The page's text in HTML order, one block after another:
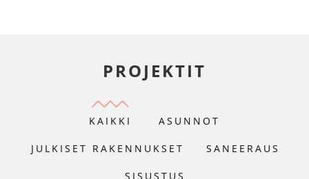
PROJEKTIT
KAIKKI ASUNNOT
JULKISET RAKENNUKSET SANEERAUS
SISUSTUS